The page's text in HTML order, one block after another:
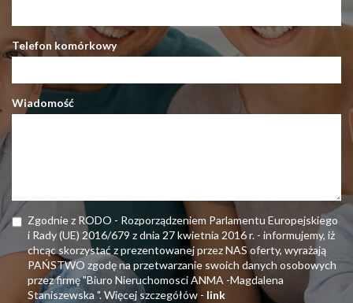
Telefon komórkowy
Wiadomość
Zgodnie z RODO - Rozporządzeniem Parlamentu Europejskiego
i Rady (UE) 2016/679 z dnia 27 kwietnia 2016 r. - informujemy, iż
chcąc skorzystać z prezentowanej przez NAS oferty, wyrażają
PAŃSTWO zgodę na przetwarzanie swoich danych osobowych
przez firmę "Biuro Nieruchomosci ANMA -Magdalena
Staniszewska ". Więcej szczegółów - link